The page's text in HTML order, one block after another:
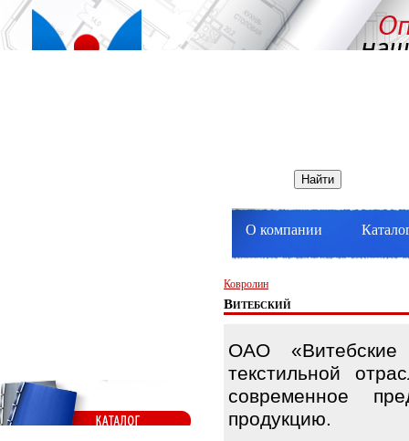
О компании
Ковролин
Витебский
ОАО
текстильной
современное
продукцию.